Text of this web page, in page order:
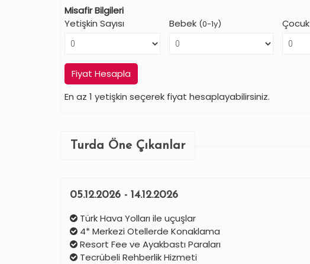
Misafir Bilgileri
Yetişkin Sayısı
Bebek (0-1y) Çocuk
Fiyat Hesapla
En az 1 yetişkin seçerek fiyat hesaplayabilirsiniz.
Turda Öne Çıkanlar
05.12.2026 - 14.12.2026
Türk Hava Yolları ile uçuşlar
4* Merkezi Otellerde Konaklama
Resort Fee ve Ayakbastı Paraları
Tecrübeli Rehberlik Hizmeti